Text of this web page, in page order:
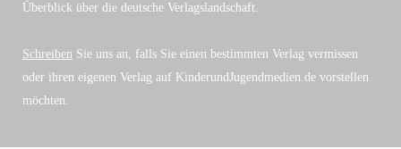
Überblick über die deutsche Verlagslandschaft.
Schreiben Sie uns an, falls Sie einen bestimmten Verlag vermissen
oder ihren eigenen Verlag auf KinderundJugendmedien.de vorstellen
möchten.